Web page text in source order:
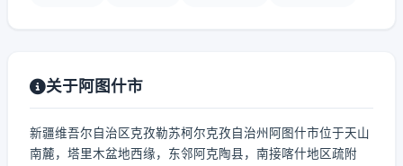
关于阿图什市
新疆维吾尔自治区克孜勒苏柯尔克孜自治州阿图什市位于天山
南麓，塔里木盆地西缘，东邻阿克陶县，南接喀什地区疏附